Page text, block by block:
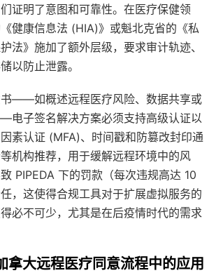
证明了意图和可靠性。在医疗保健领
健康信息法 (HIA)》或魁北克省的《私
法》施加了额外层级，要求审计轨迹、
以防止泄露。
——如概述远程医疗风险、数据共享或
电子签名解决方案必须支持高级认证以
素认证 (MFA)、时间戳和防篡改封印通
机构推荐，用于缓解远程环境中的风
PIPEDA 下的罚款（每次违规高达 10
，这使得合规工具对于扩展虚拟服务的
必不可少，尤其是在后疫情时代的需求
拿大远程医疗同意流程中的应用